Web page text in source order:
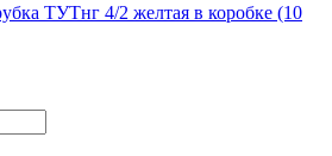
ТУТнг 4/2 желтая в коробке (10